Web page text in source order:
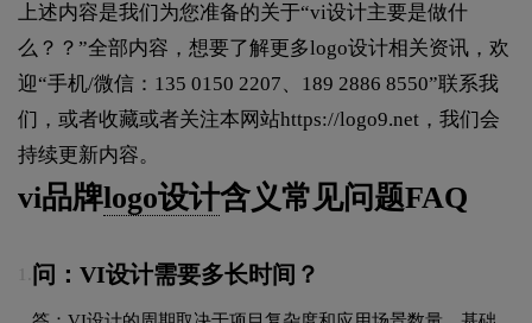
上述内容是我们为您准备的关于“vi设计主要是做什
么？？”全部内容，想要了解更多logo设计相关资讯，欢
迎“手机/微信：135 0150 2207、189 2886 8550”联系我
们，或者收藏或者关注本网站https://logo9.net ，我们会
持续更新内容。
vi品牌logo设计含义常见问题FAQ
问：VI设计需要多长时间？